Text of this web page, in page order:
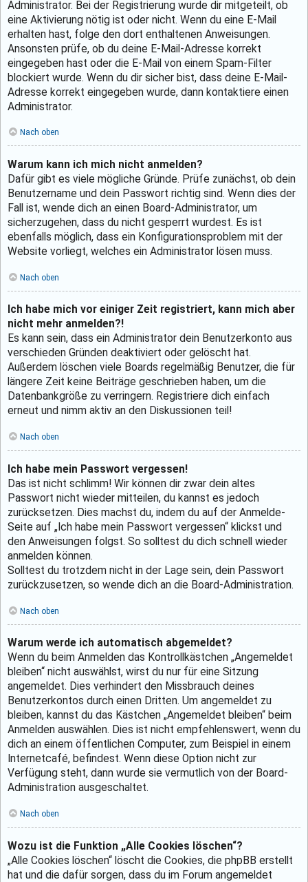
Administrator. Bei der Registrierung wurde dir mitgeteilt, ob
eine Aktivierung nötig ist oder nicht. Wenn du eine E-Mail
erhalten hast, folge den dort enthaltenen Anweisungen.
Ansonsten prüfe, ob du deine E-Mail-Adresse korrekt
eingegeben hast oder die E-Mail von einem Spam-Filter
blockiert wurde. Wenn du dir sicher bist, dass deine E-Mail-
Adresse korrekt eingegeben wurde, dann kontaktiere einen
Administrator.
Nach oben
Warum kann ich mich nicht anmelden?
Dafür gibt es viele mögliche Gründe. Prüfe zunächst, ob dein
Benutzername und dein Passwort richtig sind. Wenn dies der
Fall ist, wende dich an einen Board-Administrator, um
sicherzugehen, dass du nicht gesperrt wurdest. Es ist
ebenfalls möglich, dass ein Konfigurationsproblem mit der
Website vorliegt, welches ein Administrator lösen muss.
Nach oben
Ich habe mich vor einiger Zeit registriert, kann mich aber
nicht mehr anmelden?!
Es kann sein, dass ein Administrator dein Benutzerkonto aus
verschieden Gründen deaktiviert oder gelöscht hat.
Außerdem löschen viele Boards regelmäßig Benutzer, die für
längere Zeit keine Beiträge geschrieben haben, um die
Datenbankgröße zu verringern. Registriere dich einfach
erneut und nimm aktiv an den Diskussionen teil!
Nach oben
Ich habe mein Passwort vergessen!
Das ist nicht schlimm! Wir können dir zwar dein altes
Passwort nicht wieder mitteilen, du kannst es jedoch
zurücksetzen. Dies machst du, indem du auf der Anmelde-
Seite auf „Ich habe mein Passwort vergessen“ klickst und
den Anweisungen folgst. So solltest du dich schnell wieder
anmelden können.
Solltest du trotzdem nicht in der Lage sein, dein Passwort
zurückzusetzen, so wende dich an die Board-Administration.
Nach oben
Warum werde ich automatisch abgemeldet?
Wenn du beim Anmelden das Kontrollkästchen „Angemeldet
bleiben“ nicht auswählst, wirst du nur für eine Sitzung
angemeldet. Dies verhindert den Missbrauch deines
Benutzerkontos durch einen Dritten. Um angemeldet zu
bleiben, kannst du das Kästchen „Angemeldet bleiben“ beim
Anmelden auswählen. Dies ist nicht empfehlenswert, wenn du
dich an einem öffentlichen Computer, zum Beispiel in einem
Internetcafé, befindest. Wenn diese Option nicht zur
Verfügung steht, dann wurde sie vermutlich von der Board-
Administration ausgeschaltet.
Nach oben
Wozu ist die Funktion „Alle Cookies löschen“?
„Alle Cookies löschen“ löscht die Cookies, die phpBB erstellt
hat und die dafür sorgen, dass du im Forum angemeldet